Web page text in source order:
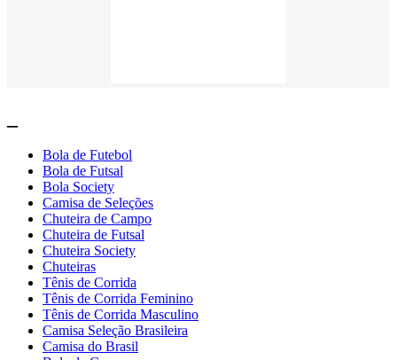
Bola de Futebol
Bola de Futsal
Bola Society
Camisa de Seleções
Chuteira de Campo
Chuteira de Futsal
Chuteira Society
Chuteiras
Tênis de Corrida
Tênis de Corrida Feminino
Tênis de Corrida Masculino
Camisa Seleção Brasileira
Camisa do Brasil